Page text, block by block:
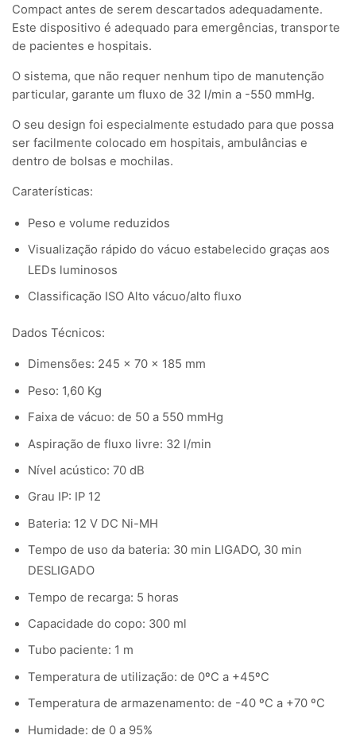
Compact antes de serem descartados adequadamente.
Este dispositivo é adequado para emergências, transporte
de pacientes e hospitais.
O sistema, que não requer nenhum tipo de manutenção
particular, garante um fluxo de 32 l/min a -550 mmHg.
O seu design foi especialmente estudado para que possa
ser facilmente colocado em hospitais, ambulâncias e
dentro de bolsas e mochilas.
Caraterísticas:
Peso e volume reduzidos
Visualização rápido do vácuo estabelecido graças aos
LEDs luminosos
Classificação ISO Alto vácuo/alto fluxo
Dados Técnicos:
Dimensões: 245 x 70 x 185 mm
Peso: 1,60 Kg
Faixa de vácuo: de 50 a 550 mmHg
Aspiração de fluxo livre: 32 l/min
Nível acústico: 70 dB
Grau IP: IP 12
Bateria: 12 V DC Ni-MH
Tempo de uso da bateria: 30 min LIGADO, 30 min
DESLIGADO
Tempo de recarga: 5 horas
Capacidade do copo: 300 ml
Tubo paciente: 1 m
Temperatura de utilização: de 0ºC a +45ºC
Temperatura de armazenamento: de -40 ºC a +70 ºC
Humidade: de 0 a 95%